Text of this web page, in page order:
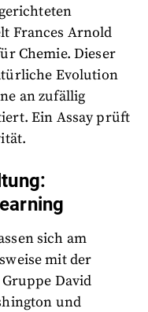
Frances Arnold
Chemie. Dieser
Evolution
an zufällig
Ein Assay prüft
sich am
mit der
David
und